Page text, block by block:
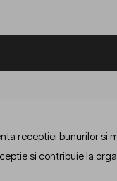
receptiei bunurilor si
si contribuie la